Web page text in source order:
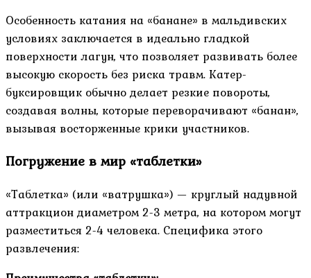
Особенность катания на «банане» в мальдивских
условиях заключается в идеально гладкой
поверхности лагун, что позволяет развивать более
высокую скорость без риска травм. Катер-
буксировщик обычно делает резкие повороты,
создавая волны, которые переворачивают «банан»,
вызывая восторженные крики участников.
Погружение в мир «таблетки»
«Таблетка» (или «ватрушка») — круглый надувной
аттракцион диаметром 2-3 метра, на котором могут
разместиться 2-4 человека. Специфика этого
развлечения: